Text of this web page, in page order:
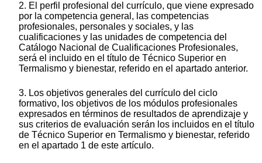
2. El perfil profesional del currículo, que viene expresado
por la competencia general, las competencias
profesionales, personales y sociales, y las
cualificaciones y las unidades de competencia del
Catálogo Nacional de Cualificaciones Profesionales,
será el incluido en el título de Técnico Superior en
Termalismo y bienestar, referido en el apartado anterior.
3. Los objetivos generales del currículo del ciclo
formativo, los objetivos de los módulos profesionales
expresados en términos de resultados de aprendizaje y
sus criterios de evaluación serán los incluidos en el título
de Técnico Superior en Termalismo y bienestar, referido
en el apartado 1 de este artículo.